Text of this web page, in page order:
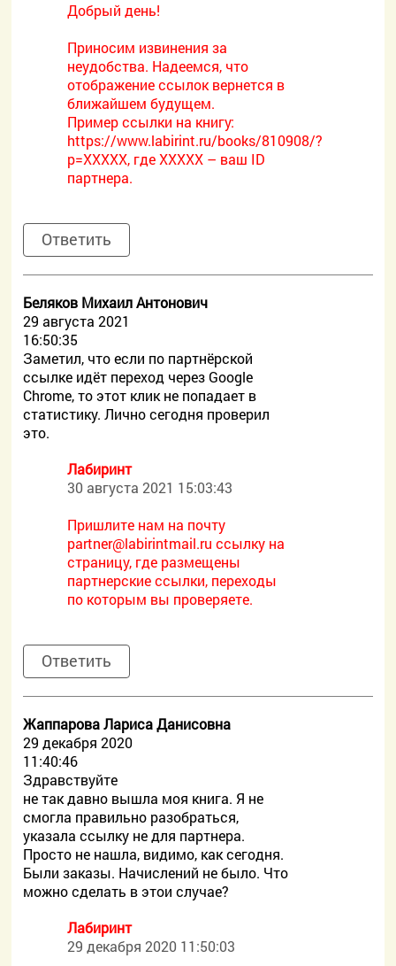
Добрый день!
Приносим извинения за
неудобства. Надеемся, что
отображение ссылок вернется в
ближайшем будущем.
Пример ссылки на книгу:
https://www.labirint.ru/books/810908/?
p=XXXXX, где ХХХХХ – ваш ID
партнера.
Ответить
Беляков Михаил Антонович
29 августа 2021
16:50:35
Заметил, что если по партнёрской
ссылке идёт переход через Google
Chrome, то этот клик не попадает в
статистику. Лично сегодня проверил
это.
Лабиринт
30 августа 2021 15:03:43
Пришлите нам на почту
partner@labirintmail.ru ссылку на
страницу, где размещены
партнерские ссылки, переходы
по которым вы проверяете.
Ответить
Жаппарова Лариса Данисовна
29 декабря 2020
11:40:46
Здравствуйте
не так давно вышла моя книга. Я не
смогла правильно разобраться,
указала ссылку не для партнера.
Просто не нашла, видимо, как сегодня.
Были заказы. Начислений не было. Что
можно сделать в этои случае?
Лабиринт
29 декабря 2020 11:50:03